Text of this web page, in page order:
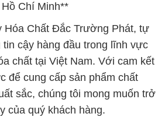
Chí Minh**
Hóa Chất Đắc Trường Phát, tự
tin cậy hàng đầu trong lĩnh vực
chất tại Việt Nam. Với cam kết
để cung cấp sản phẩm chất
sắc, chúng tôi mong muốn trở
của quý khách hàng.